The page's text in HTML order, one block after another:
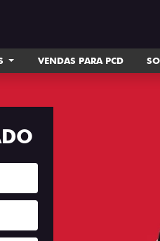
VENDAS PARA PCD